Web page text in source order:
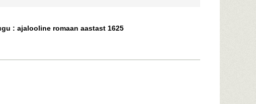
: ajalooline romaan aastast 1625